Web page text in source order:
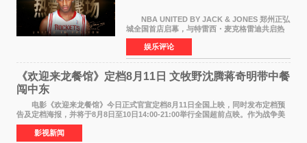
NBA UNITED BY JACK & JONES 郑州正弘
城全国首店启幕，与特雷西・麦克格雷迪共启热
爱 2026 年7 月21 日，
NBAUNITEDBYJACK&JONES 全国首店，于郑
州正弘城正式启幕。NBA 传奇球星
娱乐评论
《欢迎来龙餐馆》定档8月11日 文牧野沈腾蒋奇明带中餐
闯中东
电影《欢迎来龙餐馆》今日正式官宣定档8月11日全国上映，同时发布定档预
告及定档海报，并将于8月8日至10日14:00-21:00举行全国超前点映。作为战争美
食大片，影片讲述的是中国厨师徐福（沈腾
影视新闻